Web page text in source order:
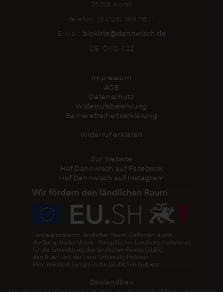
25358 Horst
Telefon: (04126) 396 76 11
E-Mail: biokiste@dannwisch.de
DE-ÖKO-022
Impressum
AGB
Datenschutz
Widerrufsbelehrung
Barrierefreiheitserklärung
Widerruf erklären
Zur Website
Hof Dannwisch auf Facebook
Hof Dannwisch auf Instagram
Ökolandbau